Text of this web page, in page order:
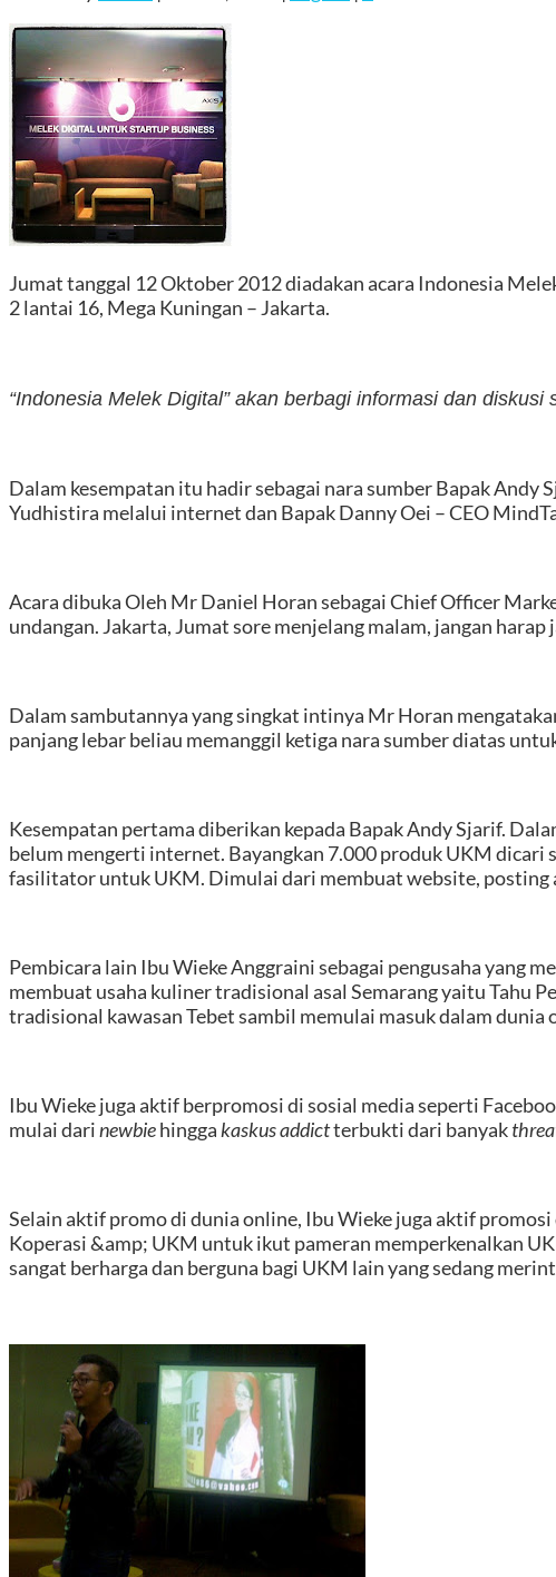
Jumat tanggal 12 Oktober 2012 diadakan acara Indonesia
2 lantai 16, Mega Kuningan – Jakarta.
“Indonesia Melek Digital” akan berbagi informasi dan
Dalam kesempatan itu hadir sebagai nara sumber Bapak Andy
Yudhistira melalui internet dan Bapak Danny Oei – CEO
Acara dibuka Oleh Mr Daniel Horan sebagai Chief Officer
undangan. Jakarta, Jumat sore menjelang malam, jangan
Dalam sambutannya yang singkat intinya Mr Horan
panjang lebar beliau memanggil ketiga nara sumber diatas
Kesempatan pertama diberikan kepada Bapak Andy Sjarif.
belum mengerti internet. Bayangkan 7.000 produk UKM
fasilitator untuk UKM. Dimulai dari membuat website, posting
Pembicara lain Ibu Wieke Anggraini sebagai pengusaha yang
membuat usaha kuliner tradisional asal Semarang yaitu Tahu
tradisional kawasan Tebet sambil memulai masuk dalam
Ibu Wieke juga aktif berpromosi di sosial media seperti
mulai darinewbiehinggakaskus addictterbukti dari banyak
Selain aktif promo di dunia online, Ibu Wieke juga aktif
Koperasi &amp; UKM untuk ikut pameran memperkenalkan
sangat berharga dan berguna bagi UKM lain yang sedang